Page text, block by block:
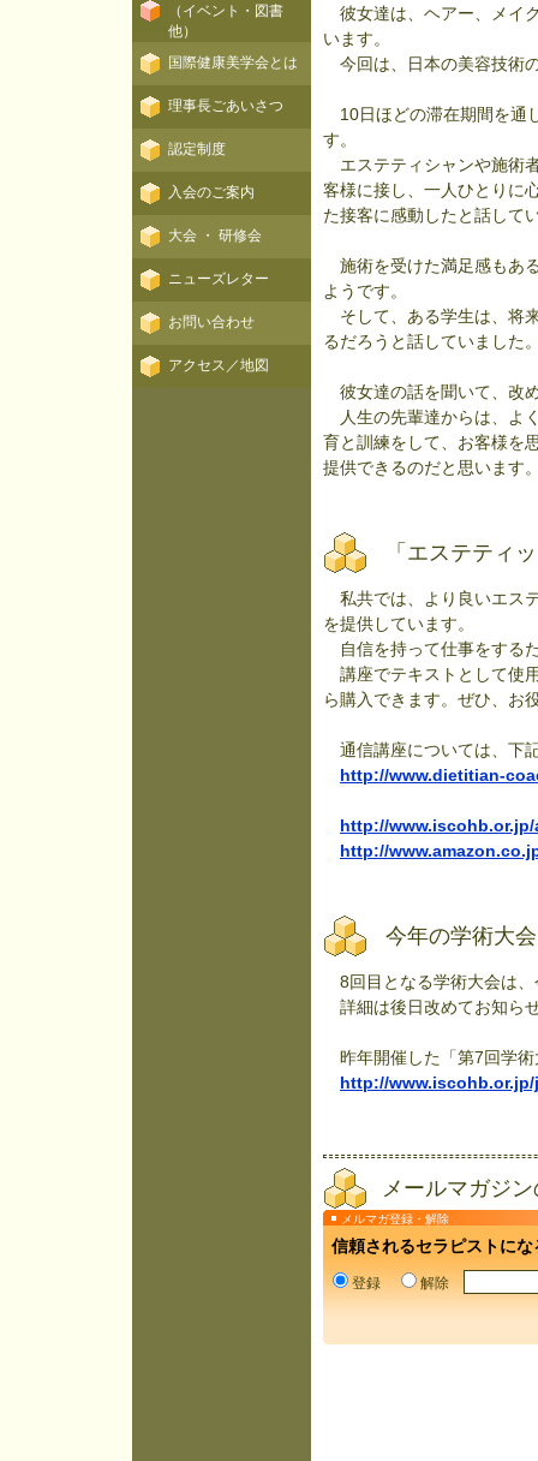
彼女達は、ヘアー、メイ
います。
今回は、日本の美容技術
10日ほどの滞在期間を通
す。
エステティシャンや施術
客様に接し、一人ひとりに
た接客に感動したと話して
施術を受けた満足感もあ
ようです。
そして、ある学生は、将
るだろうと話していました
彼女達の話を聞いて、改
人生の先輩達からは、よ
育と訓練をして、お客様を
提供できるのだと思います
「エステティ
私共では、より良いエス
を提供しています。
自信を持って仕事をする
講座でテキストとして使
ら購入できます。ぜひ、お
通信講座については、下
http://www.dietitian-
http://
http://
今年の学術大
8回目となる学術大会は、
詳細は後日改めてお知ら
昨年開催した「第7回学術
http://
メールマガジ
メルマガ登録・解除
信頼されるセラピストにな
登録 解除
（イベント・図書
他）
国際健康美学会とは
理事長ごあいさつ
認定制度
入会のご案内
大会 ・ 研修会
ニューズレター
お問い合わせ
アクセス／地図